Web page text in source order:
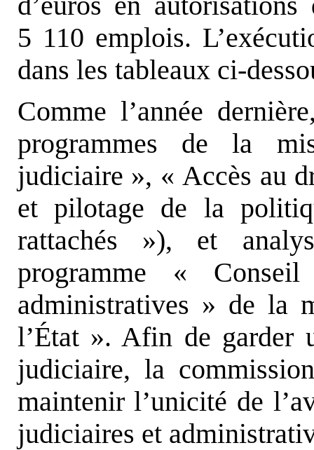
5 110 emplois.
dans les tableaux ci-
Comme l’année
programmes de la
judiciaire », « Accès au
et pilotage de la
rattachés »), et
programme «
administratives » de la
l’État ». Afin de garder
judiciaire, la
maintenir l’unicité de
judiciaires et